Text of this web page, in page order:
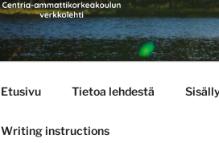
CENTRIA
Etusivu Tietoa lehdestä
Writing instructions